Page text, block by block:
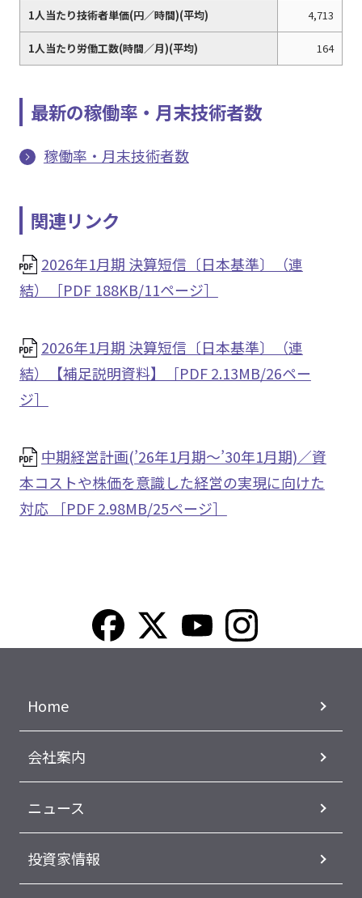
1人当たり技術者単価(円／時間)(平均) 4,713
1人当たり労働工数(時間／月)(平均) 164
最新の稼働率・月末技術者数
稼働率・月末技術者数
関連リンク
2026年1月期 決算短信〔日本基準〕（連
結）［PDF 188KB/11ページ］
2026年1月期 決算短信〔日本基準〕（連
結）【補足説明資料】［PDF 2.13MB/26ペー
ジ］
中期経営計画(’26年1月期～’30年1月期)／資
本コストや株価を意識した経営の実現に向けた
対応 ［PDF 2.98MB/25ページ］
Home
会社案内
ニュース
投資家情報